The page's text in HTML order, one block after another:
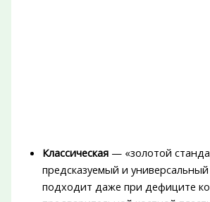
Классическая— «золотой
предсказуемый и
подходит даже при дефиците